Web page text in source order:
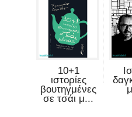
10+1
ιστορίες
βουτηγμένες
σε τσάι μ...